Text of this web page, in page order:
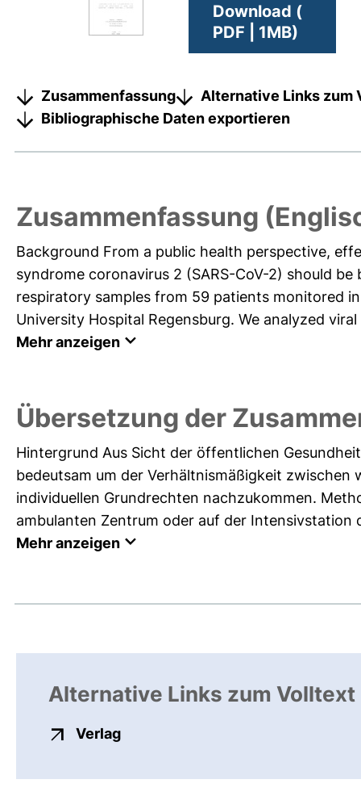
Download (
PDF | 1MB)
Zusammenfassung
Alternative Links zum
Bibliographische Daten exportieren
Zusammenfassung
Background From a public health perspective,
syndrome coronavirus 2 (SARS-CoV-2) should
respiratory samples from 59 patients monitored
University Hospital Regensburg. We analyzed
Mehr anzeigen
Übersetzung der
Hintergrund Aus Sicht der öffentlichen
bedeutsam um der Verhältnismäßigkeit zwischen
individuellen Grundrechten nachzukommen.
ambulanten Zentrum oder auf der Intensivstation
Mehr anzeigen
Alternative Links zum Volltext
Verlagexterner Link, öffnet neues